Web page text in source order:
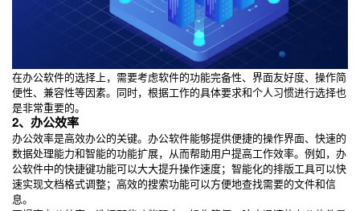
在办公软件的选择上，需要考虑软件的功能完备性、界面友好度、操作简
便性、兼容性等因素。同时，根据工作的具体要求和个人习惯进行选择也
是非常重要的。
2、办公效率
办公效率是高效办公的关键。办公软件能够提供便捷的操作界面、快速的
数据处理能力和智能的功能扩展，从而帮助用户提高工作效率。例如，办
公软件中的快捷键功能可以大大提升操作速度；智能化的排版工具可以快
速实现文档格式调整；高效的搜索功能可以方便地查找需要的文件和信
息。